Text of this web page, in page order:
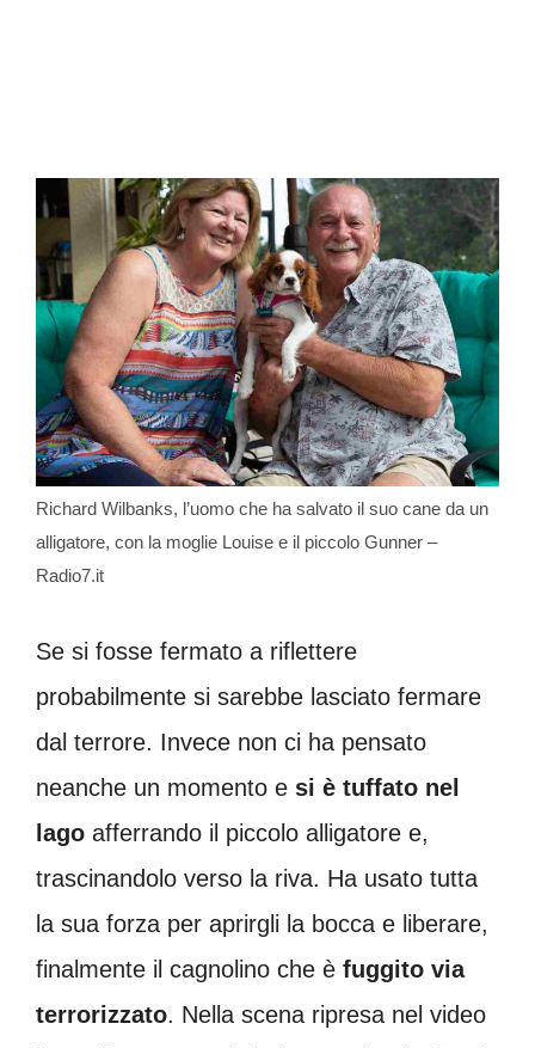
Richard Wilbanks, l’uomo che ha salvato il suo cane da un
alligatore, con la moglie Louise e il piccolo Gunner –
Radio7.it
Se si fosse fermato a riflettere
probabilmente si sarebbe lasciato fermare
dal terrore. Invece non ci ha pensato
neanche un momento e si è tuffato nel
lago afferrando il piccolo alligatore e,
trascinandolo verso la riva. Ha usato tutta
la sua forza per aprirgli la bocca e liberare,
finalmente il cagnolino che è fuggito via
terrorizzato. Nella scena ripresa nel video